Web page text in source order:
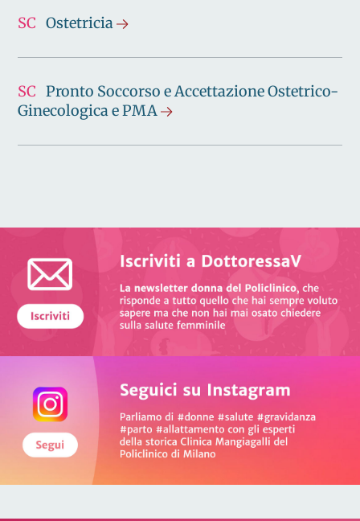
SC Ostetricia
SC Pronto Soccorso e Accettazione Ostetrico-
Ginecologica e PMA